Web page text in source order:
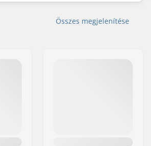
Összes megjelenítése